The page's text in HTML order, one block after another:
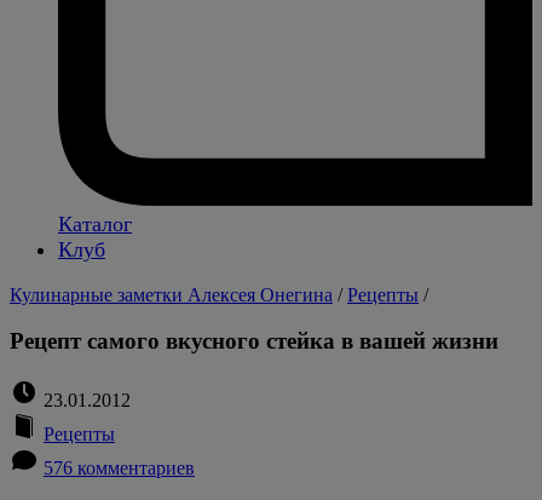
Каталог
Клуб
Кулинарные заметки Алексея Онегина /Рецепты /
Рецепт самого вкусного стейка в вашей жизни
23.01.2012
Рецепты
576 комментариев